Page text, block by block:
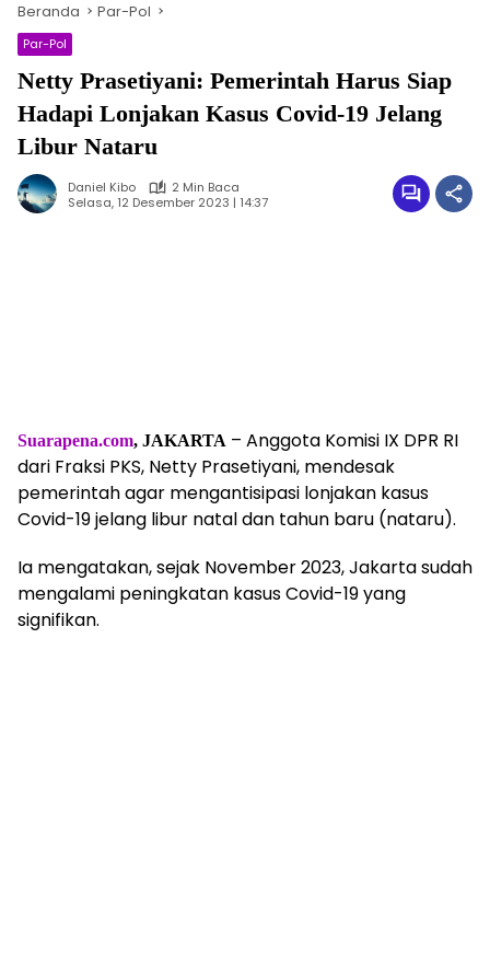
Beranda Par-Pol
Par-Pol
Netty Prasetiyani: Pemerintah Harus Siap
Hadapi Lonjakan Kasus Covid-19 Jelang
Libur Nataru
Daniel Kibo
2 Min Baca
Selasa, 12 Desember 2023 | 14:37
Suarapena.com, JAKARTA – Anggota Komisi IX DPR RI
dari Fraksi PKS, Netty Prasetiyani, mendesak
pemerintah agar mengantisipasi lonjakan kasus
Covid-19 jelang libur natal dan tahun baru (nataru).
Ia mengatakan, sejak November 2023, Jakarta sudah
mengalami peningkatan kasus Covid-19 yang
signifikan.